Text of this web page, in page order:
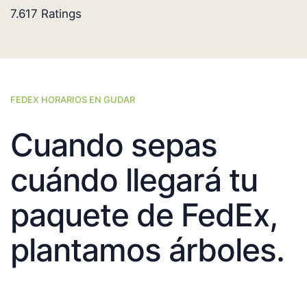
7.617 Ratings
FEDEX HORARIOS EN GUDAR
Cuando sepas
cuándo llegará tu
paquete de FedEx,
plantamos árboles.